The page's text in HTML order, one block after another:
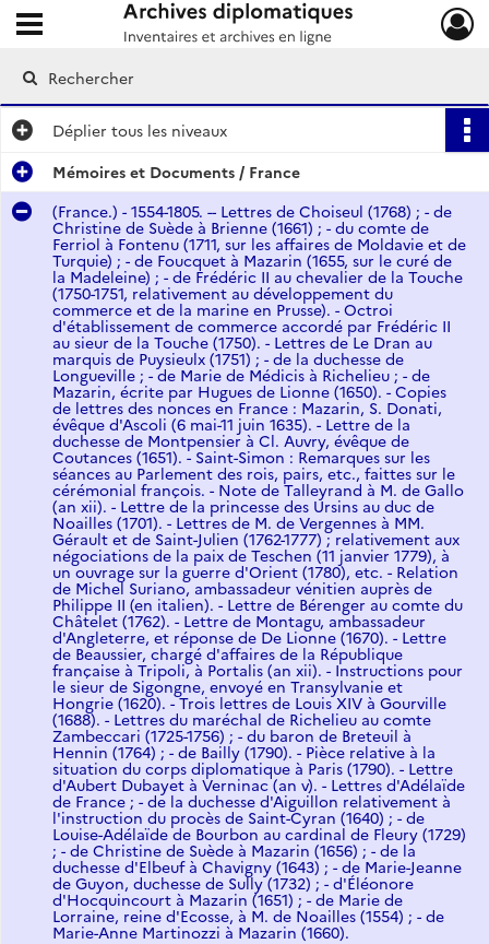
Archives diplomatiques
Ouvrir le menu déroulant
Déplier tous les niveaux
Mémoires et Documents / France
(France.) - 1554-1805. -- Lettres de Choiseul (1768) ; - de
Christine de Suède à Brienne (1661) ; - du comte de
Ferriol à Fontenu (1711, sur les affaires de Moldavie et de
Turquie) ; - de Foucquet à Mazarin (1655, sur le curé de
la Madeleine) ; - de Frédéric II au chevalier de la Touche
(1750-1751, relativement au développement du
commerce et de la marine en Prusse). - Octroi
d'établissement de commerce accordé par Frédéric II
au sieur de la Touche (1750). - Lettres de Le Dran au
marquis de Puysieulx (1751) ; - de la duchesse de
Longueville ; - de Marie de Médicis à Richelieu ; - de
Mazarin, écrite par Hugues de Lionne (1650). - Copies
de lettres des nonces en France : Mazarin, S. Donati,
évêque d'Ascoli (6 mai-11 juin 1635). - Lettre de la
duchesse de Montpensier à Cl. Auvry, évêque de
Coutances (1651). - Saint-Simon : Remarques sur les
séances au Parlement des rois, pairs, etc., faittes sur le
cérémonial françois. - Note de Talleyrand à M. de Gallo
(an xii). - Lettre de la princesse des Ursins au duc de
Noailles (1701). - Lettres de M. de Vergennes à MM.
Gérault et de Saint-Julien (1762-1777) ; relativement aux
négociations de la paix de Teschen (11 janvier 1779), à
un ouvrage sur la guerre d'Orient (1780), etc. - Relation
de Michel Suriano, ambassadeur vénitien auprès de
Philippe II (en italien). - Lettre de Bérenger au comte du
Châtelet (1762). - Lettre de Montagu, ambassadeur
d'Angleterre, et réponse de De Lionne (1670). - Lettre
de Beaussier, chargé d'affaires de la République
française à Tripoli, à Portalis (an xii). - Instructions pour
le sieur de Sigongne, envoyé en Transylvanie et
Hongrie (1620). - Trois lettres de Louis XIV à Gourville
(1688). - Lettres du maréchal de Richelieu au comte
Zambeccari (1725-1756) ; - du baron de Breteuil à
Hennin (1764) ; - de Bailly (1790). - Pièce relative à la
situation du corps diplomatique à Paris (1790). - Lettre
d'Aubert Dubayet à Verninac (an v). - Lettres d'Adélaïde
de France ; - de la duchesse d'Aiguillon relativement à
l'instruction du procès de Saint-Cyran (1640) ; - de
Louise-Adélaïde de Bourbon au cardinal de Fleury (1729)
; - de Christine de Suède à Mazarin (1656) ; - de la
duchesse d'Elbeuf à Chavigny (1643) ; - de Marie-Jeanne
de Guyon, duchesse de Sully (1732) ; - d'Éléonore
d'Hocquincourt à Mazarin (1651) ; - de Marie de
Lorraine, reine d'Ecosse, à M. de Noailles (1554) ; - de
Marie-Anne Martinozzi à Mazarin (1660).